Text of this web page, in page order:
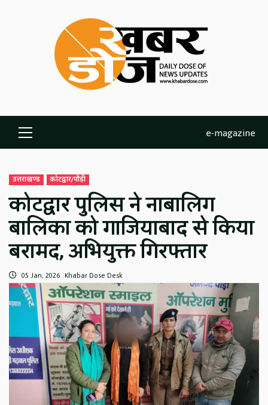
Primary
Menu
e-magazine
उत्तराखण्ड कोटद्वार/पौड़ी
कोटद्वार पुलिस ने नाबालिग
बालिका को गाजियाबाद से किया
बरामद, अभियुक्त गिरफ्तार
05 Jan, 2026 Khabar Dose Desk